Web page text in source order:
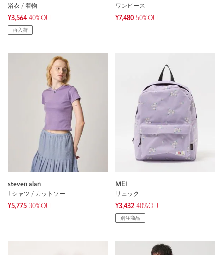
浴衣 / 着物
¥3,564 40%OFF
再入荷
ワンピース
¥7,480 50%OFF
steven alan
Tシャツ / カットソー
¥5,775 30%OFF
MEI
リュック
¥3,432 40%OFF
別注商品